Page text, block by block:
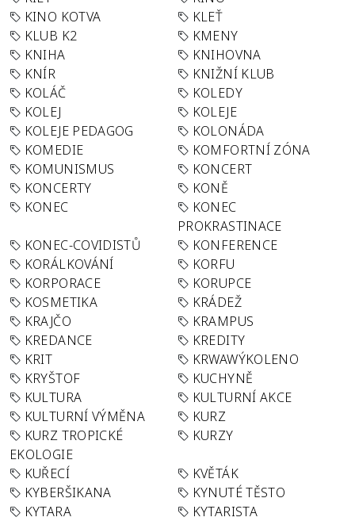
KINO KOTVA
KLEŤ
KLUB K2
KMENY
KNIHA
KNIHOVNA
KNÍR
KNIŽNÍ KLUB
KOLÁČ
KOLEDY
KOLEJ
KOLEJE
KOLEJE PEDAGOG
KOLONÁDA
KOMEDIE
KOMFORTNÍ ZÓNA
KOMUNISMUS
KONCERT
KONCERTY
KONĚ
KONEC
KONEC
PROKRASTINACE
KONEC-COVIDISTŮ
KONFERENCE
KORÁLKOVÁNÍ
KORFU
KORPORACE
KORUPCE
KOSMETIKA
KRÁDEŽ
KRAJČO
KRAMPUS
KREDANCE
KREDITY
KRIT
KRWAWÝKOLENO
KRYŠTOF
KUCHYNĚ
KULTURA
KULTURNÍ AKCE
KULTURNÍ VÝMĚNA
KURZ
KURZ TROPICKÉ
EKOLOGIE
KURZY
KUŘECÍ
KVĚTÁK
KYBERŠIKANA
KYNUTÉ TĚSTO
KYTARA
KYTARISTA